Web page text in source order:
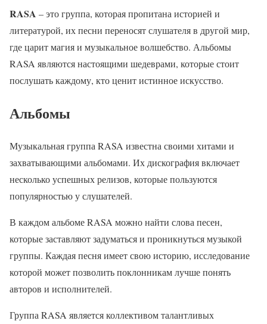
RASA – это группа, которая пропитана историей и
литературой, их песни переносят слушателя в другой мир,
где царит магия и музыкальное волшебство. Альбомы
RASA являются настоящими шедеврами, которые стоит
послушать каждому, кто ценит истинное искусство.
Альбомы
Музыкальная группа RASA известна своими хитами и
захватывающими альбомами. Их дискография включает
несколько успешных релизов, которые пользуются
популярностью у слушателей.
В каждом альбоме RASA можно найти слова песен,
которые заставляют задуматься и проникнуться музыкой
группы. Каждая песня имеет свою историю, исследование
которой может позволить поклонникам лучше понять
авторов и исполнителей.
Группа RASA является коллективом талантливых